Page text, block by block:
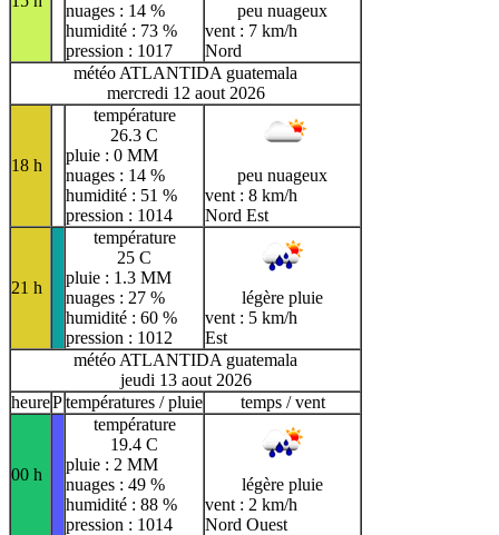
nuages : 14 %
humidité : 73 %
pression : 1017
peu nuageux
vent : 7 km/h
Nord
météo ATLANTIDA guatemala
mercredi 12 aout 2026
18 h
température
26.3 C
pluie : 0 MM
nuages : 14 %
humidité : 51 %
pression : 1014
peu nuageux
vent : 8 km/h
Nord Est
21 h
température
25 C
pluie : 1.3 MM
nuages : 27 %
humidité : 60 %
pression : 1012
légère pluie
vent : 5 km/h
Est
météo ATLANTIDA guatemala
jeudi 13 aout 2026
heurePtempératures / pluie temps / vent
00 h
température
19.4 C
pluie : 2 MM
nuages : 49 %
humidité : 88 %
pression : 1014
légère pluie
vent : 2 km/h
Nord Ouest